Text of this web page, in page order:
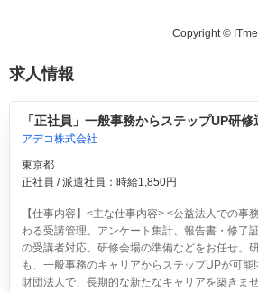
Copyright ©
求人情報
「正社員」一般事務からステップUP研
アデコ株式会社
東京都
正社員 / 派遣社員：時給1,850円
【仕事内容】<主な仕事内容> <公益法人での事
わる受講管理、アンケート集計、報告書・修了
の受講者対応、研修会場の準備などをお任せ。
も、一般事務のキャリアからステップUPが可
財団法人で、長期的な新たなキャリアを築きま